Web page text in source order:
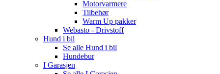
Motorvarmere
Tilbehør
Warm Up pakker
Webasto - Drivstoff
Hund i bil
Se alle Hund i bil
Hundebur
I Garasjen